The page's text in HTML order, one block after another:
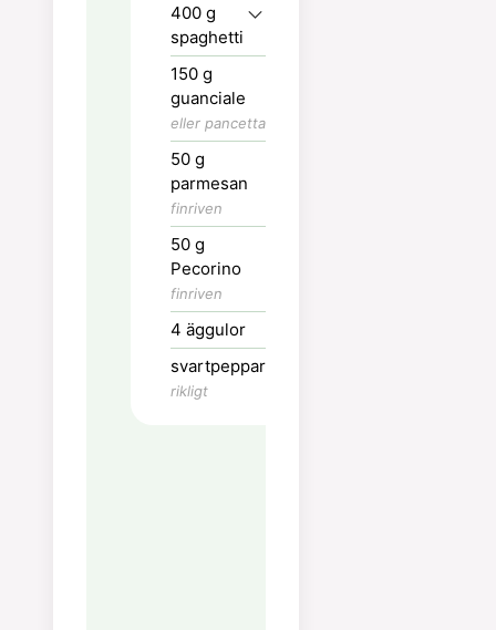
400 g
spaghetti
150 g
guanciale
eller pancetta
50 g
parmesan
finriven
50 g
Pecorino
finriven
4 äggulor
svartpeppar
rikligt